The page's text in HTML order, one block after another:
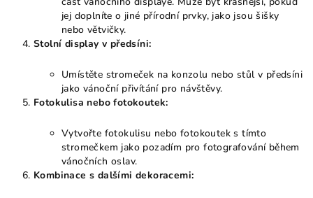
jej doplníte o jiné přírodní prvky, jako jsou šišky
nebo větvičky.
Stolní display v předsíni:
Umístěte stromeček na konzolu nebo stůl v předsíni
jako vánoční přivítání pro návštěvy.
Fotokulisa nebo fotokoutek:
Vytvořte fotokulisu nebo fotokoutek s tímto
stromečkem jako pozadím pro fotografování během
vánočních oslav.
Kombinace s dalšími dekoracemi: